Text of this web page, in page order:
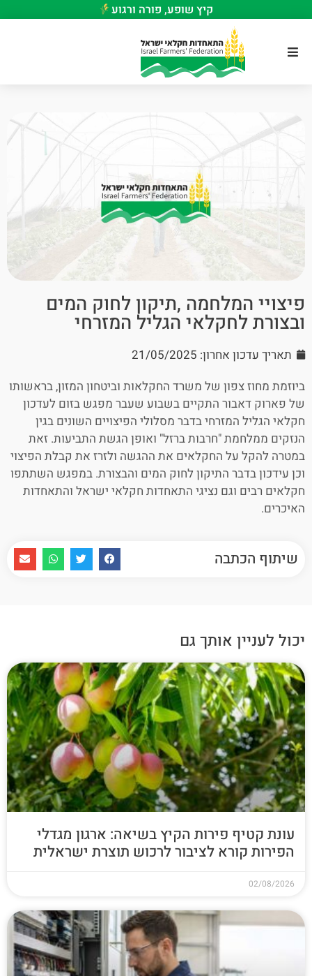
קיץ שופע, פורה ורגוע
פיצויי המלחמה ,תיקון לחוק המים
ובצורת לחקלאי הגליל המזרחי
תאריך עדכון אחרון: 21/05/2025
ביוזמת מחוז צפון של משרד החקלאות וביטחון המזון, בראשותו
של פארוק דאבור התקיים בשבוע שעבר מפגש בזום לעדכון
חקלאי הגליל המזרחי בדבר מסלולי הפיצויים השונים בגין
הנזקים ממלחמת "חרבות ברזל" ואופן הגשת התביעות. זאת
במטרה להקל על החקלאים את ההגשה ולזרז את קבלת הפיצוי
וכן עידכון בדבר התיקון לחוק המים והבצורת. במפגש השתתפו
חקלאים רבים וגם נציגי התאחדות חקלאי ישראל והתאחדות
האיכרים.
שיתוף הכתבה
יכול לעניין אותך גם
עונת קטיף פירות הקיץ בשיאה: ארגון מגדלי
הפירות קורא לציבור לרכוש תוצרת ישראלית
02/08/2026